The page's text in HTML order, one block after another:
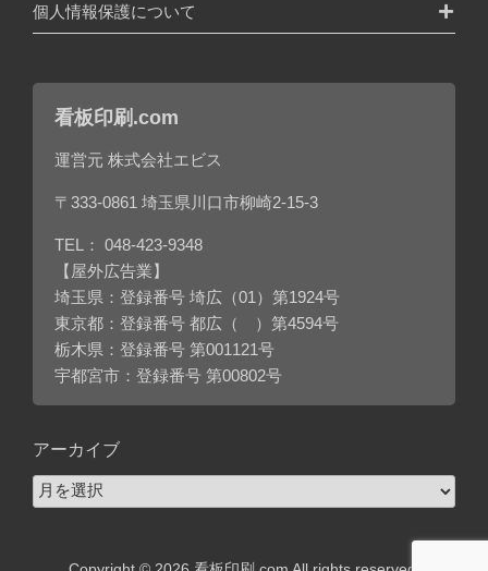
個人情報保護について
看板印刷.com
運営元 株式会社エビス
〒333-0861 埼玉県川口市柳崎2-15-3
TEL： 048-423-9348
【屋外広告業】
埼玉県：登録番号 埼広（01）第1924号
東京都：登録番号 都広（ ）第4594号
栃木県：登録番号 第001121号
宇都宮市：登録番号 第00802号
アーカイブ
ア
ー